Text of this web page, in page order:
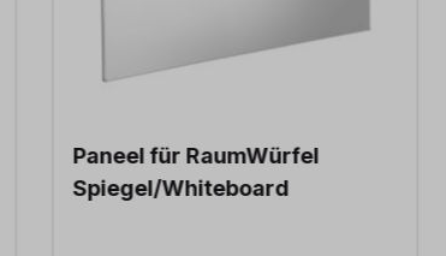
Paneel für RaumWürfel
Spiegel/Whiteboard